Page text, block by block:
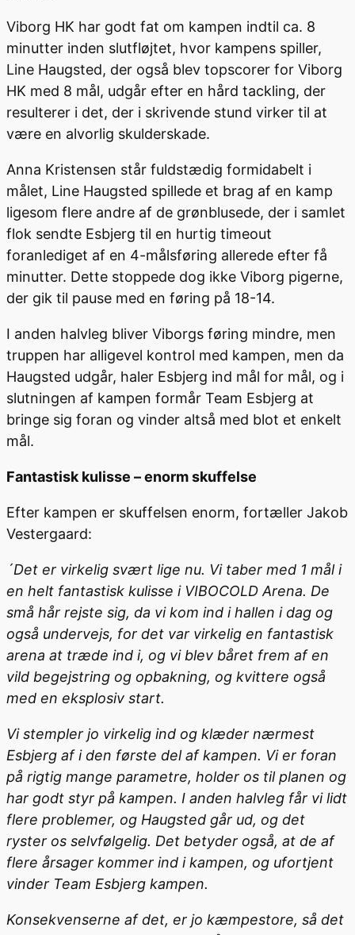
Viborg HK har godt fat om kampen indtil ca. 8
minutter inden slutfløjtet, hvor kampens spiller,
Line Haugsted, der også blev topscorer for Viborg
HK med 8 mål, udgår efter en hård tackling, der
resulterer i det, der i skrivende stund virker til at
være en alvorlig skulderskade.
Anna Kristensen står fuldstædig formidabelt i
målet, Line Haugsted spillede et brag af en kamp
ligesom flere andre af de grønblusede, der i samlet
flok sendte Esbjerg til en hurtig timeout
foranlediget af en 4-målsføring allerede efter få
minutter. Dette stoppede dog ikke Viborg pigerne,
der gik til pause med en føring på 18-14.
I anden halvleg bliver Viborgs føring mindre, men
truppen har alligevel kontrol med kampen, men da
Haugsted udgår, haler Esbjerg ind mål for mål, og i
slutningen af kampen formår Team Esbjerg at
bringe sig foran og vinder altså med blot et enkelt
mål.
Fantastisk kulisse – enorm skuffelse
Efter kampen er skuffelsen enorm, fortæller Jakob
Vestergaard:
´Det er virkelig svært lige nu. Vi taber med 1 mål i
en helt fantastisk kulisse i VIBOCOLD Arena. De
små hår rejste sig, da vi kom ind i hallen i dag og
også undervejs, for det var virkelig en fantastisk
arena at træde ind i, og vi blev båret frem af en
vild begejstring og opbakning, og kvittere også
med en eksplosiv start.
Vi stempler jo virkelig ind og klæder nærmest
Esbjerg af i den første del af kampen. Vi er foran
på rigtig mange parametre, holder os til planen og
har godt styr på kampen. I anden halvleg får vi lidt
flere problemer, og Haugsted går ud, og det
ryster os selvfølgelig. Det betyder også, at de af
flere årsager kommer ind i kampen, og ufortjent
vinder Team Esbjerg kampen.
Konsekvenserne af det, er jo kæmpestore, så det